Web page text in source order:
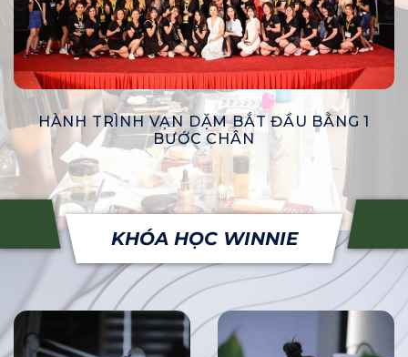
HÀNH TRÌNH VẠN DẶM BẮT ĐẦU BẰNG 1
BƯỚC CHÂN
KHÓA HỌC WINNIE